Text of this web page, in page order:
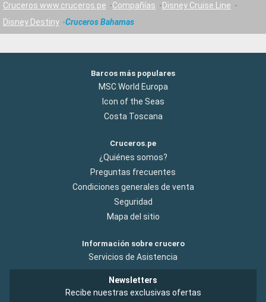
Cruceros www.cruceros.pe Compañías
Disney Cruise Line
Disney Destiny
Cruceros Bahamas
Barcos más populares
MSC World Europa
Icon of the Seas
Costa Toscana
Cruceros.pe
¿Quiénes somos?
Preguntas frecuentes
Condiciones generales de venta
Seguridad
Mapa del sitio
Información sobre crucero
Servicios de Asistencia
Newsletters
Recibe nuestras exclusivas ofertas